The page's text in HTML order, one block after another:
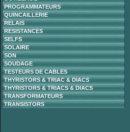
PROGRAMMATEURS
QUINCAILLERIE
RELAIS
RESISTANCES
SELFS
SOLAIRE
SON
SOUDAGE
TESTEURS DE CABLES
THYRISTORS & TRIAC & DIACS
THYRISTORS & TRIACS & DIACS
TRANSFORMATEURS
TRANSISTORS